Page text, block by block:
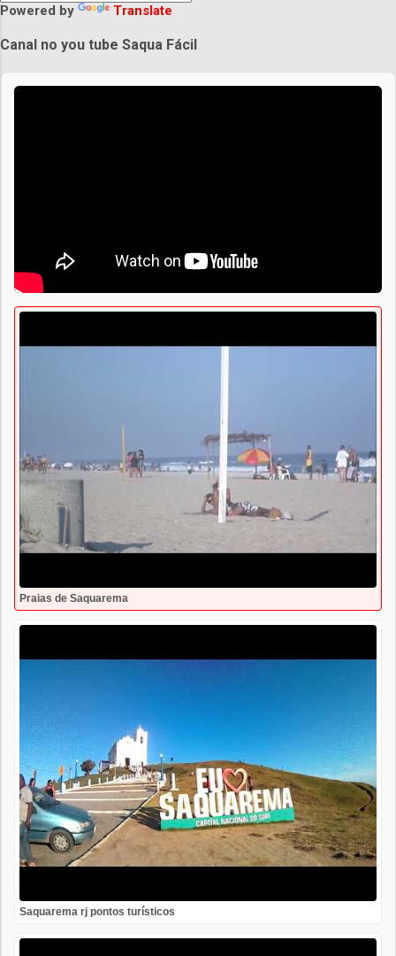
Powered by Translate
Canal no you tube Saqua Fácil
Praias de Saquarema
Saquarema rj pontos turísticos